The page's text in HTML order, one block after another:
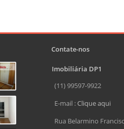
Contate-nos
Imobiliária DP1
(11) 99597-9922
E-mail :Clique aqui
Rua Belarmino